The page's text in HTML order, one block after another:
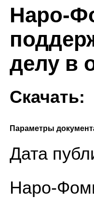
Наро-
делу в
Скачать:
Параметры
Дата
Наро-